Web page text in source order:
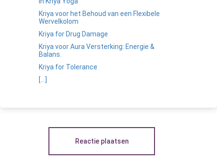
Kriya voor het Behoud van een Flexibele
Wervelkolom
Kriya for Drug Damage
Kriya voor Aura Versterking: Energie &
Balans.
Kriya for Tolerance
[...]
Reactie plaatsen